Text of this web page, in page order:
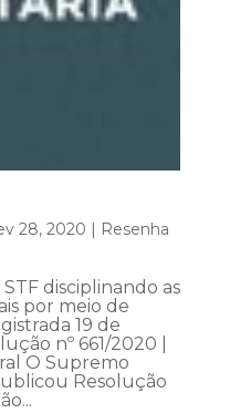
28, 2020 | Resenha
disciplinando as
por meio de
19 de
nº 661/2020 |
O Supremo
Resolução